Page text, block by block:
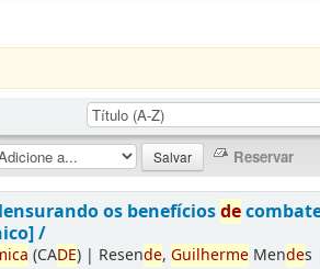
os benefíciosde
/
(CADE) | Resende,Guilherme Mendes